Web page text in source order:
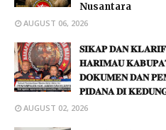
Nusantara
AUGUST 06, 2026
𝐒𝐈𝐊𝐀𝐏 𝐃𝐀𝐍
𝐇𝐀𝐑𝐈𝐌𝐀𝐔
𝐃𝐎𝐊𝐔𝐌𝐄𝐍 𝐃𝐀𝐍
𝐏𝐈𝐃𝐀𝐍𝐀 𝐃𝐈
AUGUST 02, 2026